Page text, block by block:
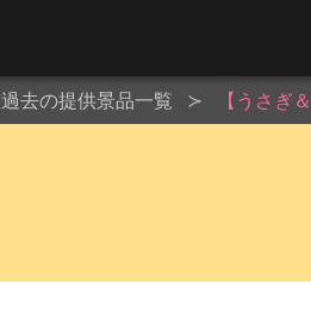
過去の提供景品一覧 【うさぎ